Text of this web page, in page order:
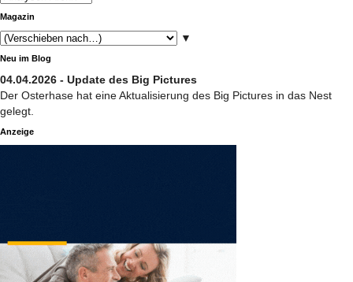
Magazin
▼
Neu im Blog
04.04.2026 - Update des Big Pictures
Der Osterhase hat eine Aktualisierung des Big Pictures in das Nest
gelegt.
Anzeige